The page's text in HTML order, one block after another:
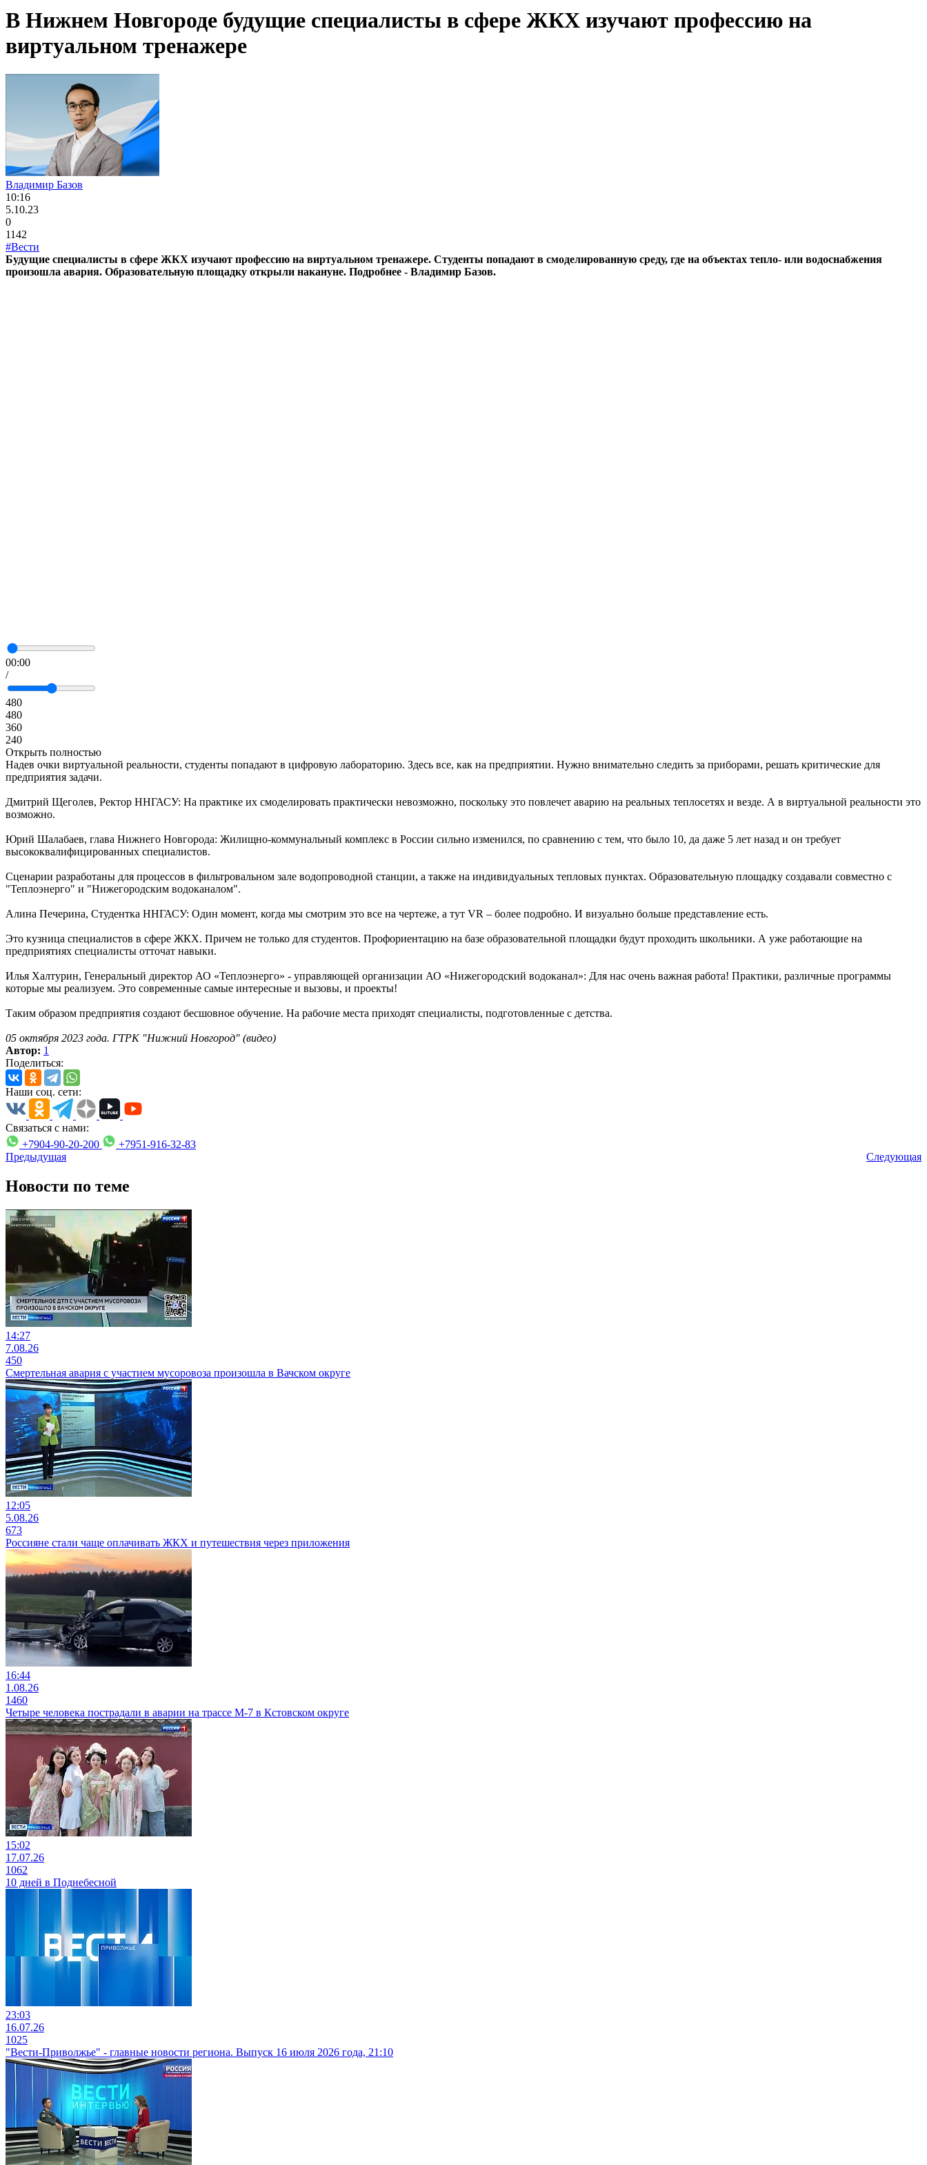
В Нижнем Новгороде будущие специалисты в сфере ЖКХ изучают профессию на
виртуальном тренажере
Владимир Базов
10:16
5.10.23
0
1142
#Вести
Будущие специалисты в сфере ЖКХ изучают профессию на виртуальном тренажере. Студенты попадают в смоделированную среду, где на объектах тепло- или водоснабжения
произошла авария. Образовательную площадку открыли накануне. Подробнее - Владимир Базов.
00:00
/
480
480
360
240
Открыть полностью
Надев очки виртуальной реальности, студенты попадают в цифровую лабораторию. Здесь все, как на предприятии. Нужно внимательно следить за приборами, решать критические для
предприятия задачи.
Дмитрий Щеголев, Ректор ННГАСУ: На практике их смоделировать практически невозможно, поскольку это повлечет аварию на реальных теплосетях и везде. А в виртуальной реальности это
возможно.
Юрий Шалабаев, глава Нижнего Новгорода: Жилищно-коммунальный комплекс в России сильно изменился, по сравнению с тем, что было 10, да даже 5 лет назад и он требует
высококвалифицированных специалистов.
Сценарии разработаны для процессов в фильтровальном зале водопроводной станции, а также на индивидуальных тепловых пунктах. Образовательную площадку создавали совместно с
"Теплоэнерго" и "Нижегородским водоканалом".
Алина Печерина, Студентка ННГАСУ: Один момент, когда мы смотрим это все на чертеже, а тут VR – более подробно. И визуально больше представление есть.
Это кузница специалистов в сфере ЖКХ. Причем не только для студентов. Профориентацию на базе образовательной площадки будут проходить школьники. А уже работающие на
предприятиях специалисты отточат навыки.
Илья Халтурин, Генеральный директор АО «Теплоэнерго» - управляющей организации АО «Нижегородский водоканал»: Для нас очень важная работа! Практики, различные программы
которые мы реализуем. Это современные самые интересные и вызовы, и проекты!
Таким образом предприятия создают бесшовное обучение. На рабочие места приходят специалисты, подготовленные с детства.
05 октября 2023 года. ГТРК "Нижний Новгород" (видео)
Автор: 1
Поделиться:
Наши соц. сети:
Связаться с нами:
+7904-90-20-200
+7951-916-32-83
Предыдущая
Следующая
Новости по теме
14:27
7.08.26
450
Смертельная авария с участием мусоровоза произошла в Вачском округе
12:05
5.08.26
673
Россияне стали чаще оплачивать ЖКХ и путешествия через приложения
16:44
1.08.26
1460
Четыре человека пострадали в аварии на трассе М-7 в Кстовском округе
15:02
17.07.26
1062
10 дней в Поднебесной
23:03
16.07.26
1025
"Вести-Приволжье" - главные новости региона. Выпуск 16 июля 2026 года, 21:10